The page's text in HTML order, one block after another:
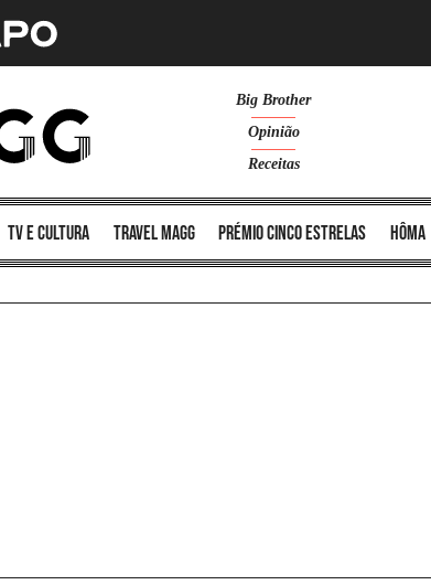
Big Brother
Opinião
Receitas
TV e cultura Travel MAGG Prémio Cinco Estrelas Hôma